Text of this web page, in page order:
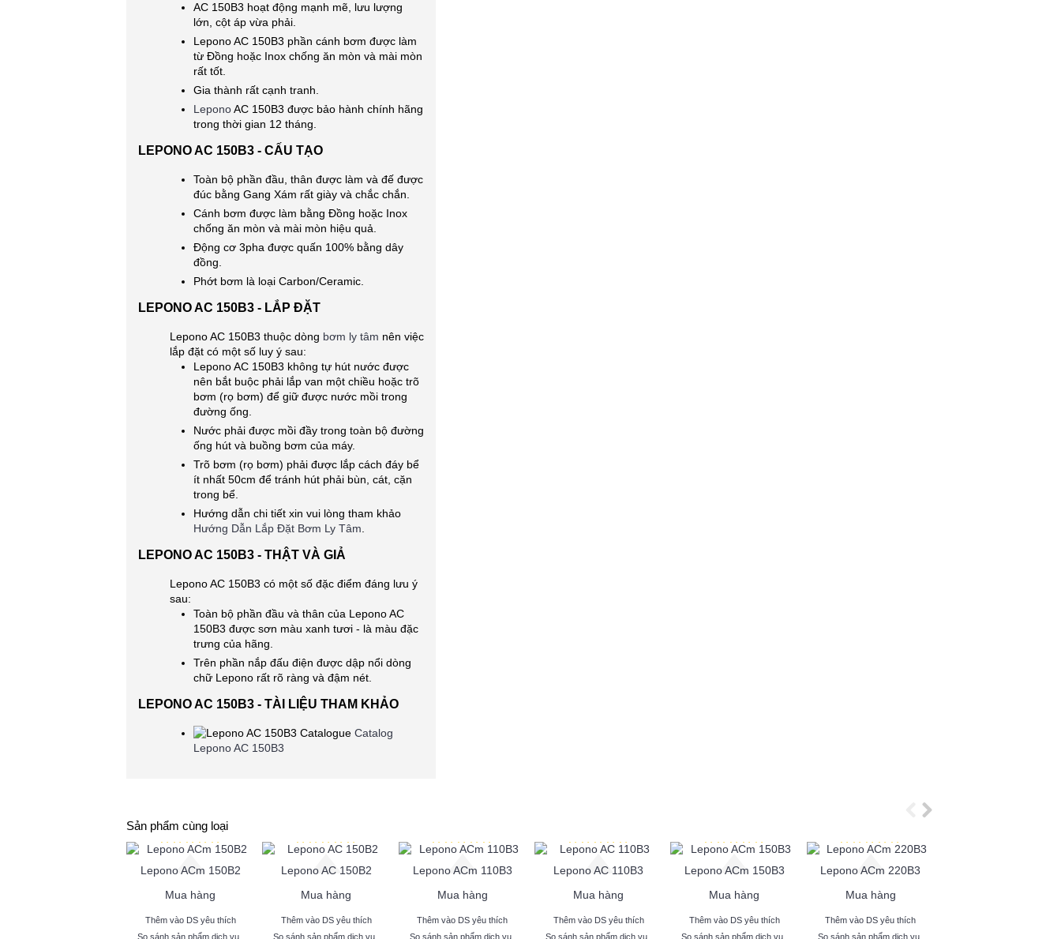
AC 150B3 hoạt động mạnh mẽ, lưu lượng
lớn, cột áp vừa phải.
Lepono AC 150B3 phần cánh bơm được làm
từ Đồng hoặc Inox chống ăn mòn và mài mòn
rất tốt.
Gia thành rất cạnh tranh.
LeponoAC 150B3 được bảo hành chính hãng
trong thời gian 12 tháng.
LEPONO AC 150B3 - CẤU TẠO
Toàn bộ phần đầu, thân được làm và đế được
đúc bằng Gang Xám rất giày và chắc chắn.
Cánh bơm được làm bằng Đồng hoặc Inox
chống ăn mòn và mài mòn hiệu quả.
Động cơ 3pha được quấn 100% bằng dây
đồng.
Phớt bơm là loại Carbon/Ceramic.
LEPONO AC 150B3 - LẮP ĐẶT
Lepono AC 150B3 thuộc dòng bơm ly tâm nên việc
lắp đặt có một số luy ý sau:
Lepono AC 150B3 không tự hút nước được
nên bắt buộc phải lắp van một chiều hoặc trõ
bơm (rọ bơm) để giữ được nước mồi trong
đường ống.
Nước phải được mồi đầy trong toàn bộ đường
ống hút và buồng bơm của máy.
Trõ bơm (rọ bơm) phải được lắp cách đáy bể
ít nhất 50cm để tránh hút phải bùn, cát, cặn
trong bể.
Hướng dẫn chi tiết xin vui lòng tham khảo
Hướng Dẫn Lắp Đặt Bơm Ly Tâm
LEPONO AC 150B3 - THẬT VÀ GIẢ
Lepono AC 150B3 có một số đặc điểm đáng lưu ý
sau:
Toàn bộ phần đầu và thân của Lepono AC
150B3 được sơn màu xanh tươi - là màu đặc
trưng của hãng.
Trên phần nắp đấu điện được dập nổi dòng
chữ Lepono rất rõ ràng và đậm nét.
LEPONO AC 150B3 - TÀI LIỆU THAM KHẢO
Catalog
Lepono AC 150B3
Sản phẩm cùng loại
Lepono ACm 150B2
Mua hàng
Thêm vào DS yêu thích
So sánh sản phẩm dịch vụ
Lepono AC 150B2
Mua hàng
Thêm vào DS yêu thích
So sánh sản phẩm dịch vụ
Lepono ACm 110B3
Mua hàng
Thêm vào DS yêu thích
So sánh sản phẩm dịch vụ
Lepono AC 110B3
Mua hàng
Thêm vào DS yêu thích
So sánh sản phẩm dịch vụ
Lepono ACm 150B3
Mua hàng
Thêm vào DS yêu thích
So sánh sản phẩm dịch vụ
Lepono ACm 220B3
Mua hàng
Thêm vào DS yêu thích
So sánh sản phẩm dịch vụ